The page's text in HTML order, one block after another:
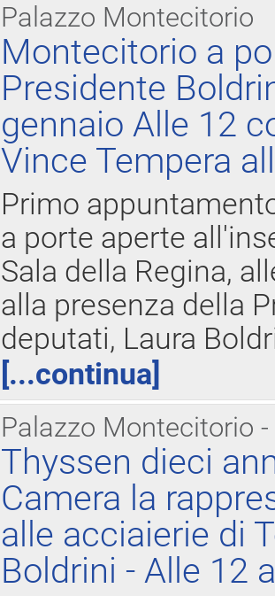
Palazzo Montecitorio
Montecitorio a
Presidente
gennaio Alle 12
Vince Tempera
Primo
a porte aperte
Sala della Regina,
alla presenza della
deputati, Laura
[...continua]
Palazzo Montecitorio
Thyssen dieci
Camera la
alle acciaierie di
Boldrini - Alle 12